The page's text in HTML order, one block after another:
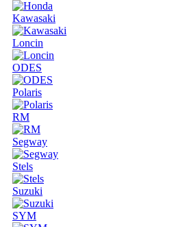
Kawasaki
Loncin
ODES
Polaris
RM
Segway
Stels
Suzuki
SYM